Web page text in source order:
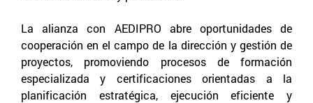
La alianza con AEDIPRO abre oportunidades de
cooperación en el campo de la dirección y gestión de
proyectos, promoviendo procesos de formación
especializada y certificaciones orientadas a la
planificación estratégica, ejecución eficiente y